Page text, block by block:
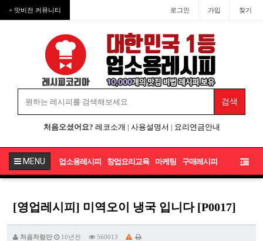
+ 맛비전 커뮤니티 로그인 가입 찾기
처음오셨어요? 레코소개 | 사용설명서 | 요리연금안내
MENU 업소용레시피 창업요리교육 마케팅 구매레시피
[영업레시피] 미역오이 냉국 입니다 [P0017]
처음처럼만 10년전 560013